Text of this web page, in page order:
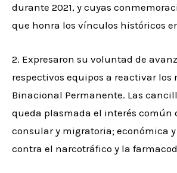
durante 2021, y cuyas
que honra los vínculos históricos
2. Expresaron su voluntad de
respectivos equipos a reactivar
Binacional Permanente. Las
queda plasmada el interés común
consular y migratoria; económica
contra el narcotráfico y la